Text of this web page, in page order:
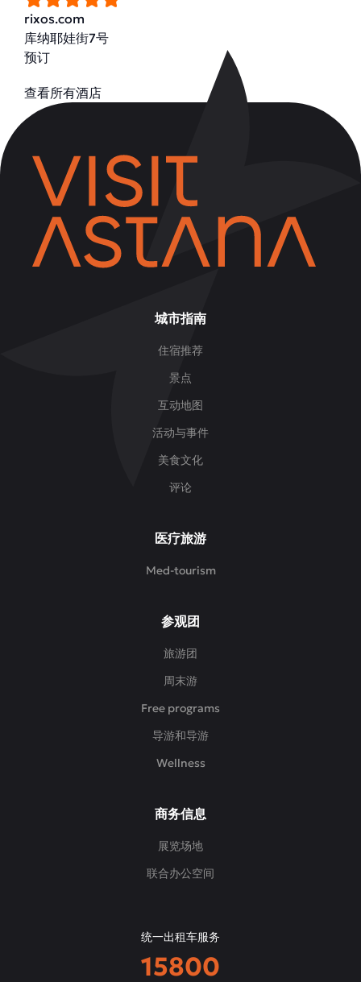
rixos.com
库纳耶娃街7号
预订
查看所有酒店
城市指南
住宿推荐
景点
互动地图
活动与事件
美食文化
评论
医疗旅游
Med-tourism
参观团
旅游团
周末游
Free programs
导游和导游
Wellness
商务信息
展览场地
联合办公空间
统一出租车服务
15800